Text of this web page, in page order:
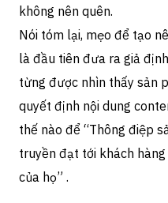
không nên quên.
Nói tóm lại, mẹo để tạo
là đầu tiên đưa ra giả
từng được nhìn thấy sản
quyết định nội dung
thế nào để “Thông điệp
truyền đạt tới khách
của họ” .